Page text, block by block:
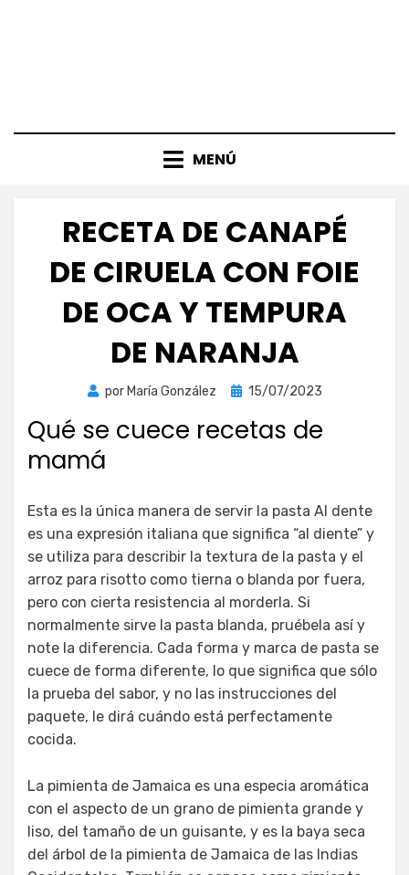
MENÚ
RECETA DE CANAPÉ
DE CIRUELA CON FOIE
DE OCA Y TEMPURA
DE NARANJA
por María González
Publicada
15/07/2023
Qué se cuece recetas de
mamá
Esta es la única manera de servir la pasta Al dente
es una expresión italiana que significa “al diente” y
se utiliza para describir la textura de la pasta y el
arroz para risotto como tierna o blanda por fuera,
pero con cierta resistencia al morderla. Si
normalmente sirve la pasta blanda, pruébela así y
note la diferencia. Cada forma y marca de pasta se
cuece de forma diferente, lo que significa que sólo
la prueba del sabor, y no las instrucciones del
paquete, le dirá cuándo está perfectamente
cocida.
La pimienta de Jamaica es una especia aromática
con el aspecto de un grano de pimienta grande y
liso, del tamaño de un guisante, y es la baya seca
del árbol de la pimienta de Jamaica de las Indias